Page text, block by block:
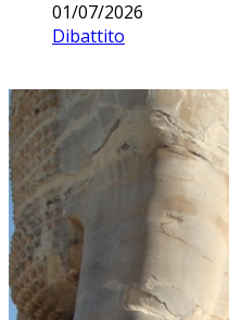
01/07/2026
Dibattito